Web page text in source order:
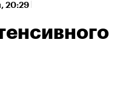
20:29